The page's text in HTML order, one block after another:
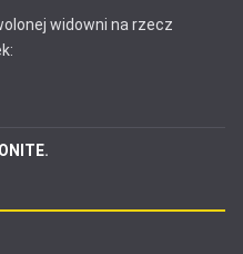
widowni na rzecz
.